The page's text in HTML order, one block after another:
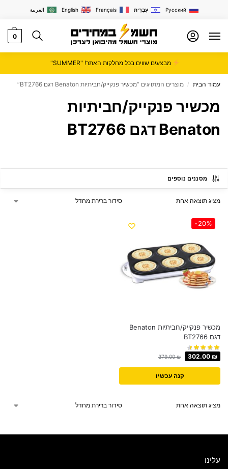
العربية English Français עִבְרִית Русский
0
מבצעים שווים בכל מחלקות האתר! "SUMMER"
עמוד הבית / מוצרים המתויגים “‏מכשיר פנקייק/חביתיות Benaton דגם BT2766”
‏מכשיר פנקייק/חביתיות
Benaton דגם BT2766
מסננים נוספים
מציג תוצאה אחת
-20%
‏מכשיר פנקייק/חביתיות Benaton
דגם BT2766
379.00₪ 302.00 ₪
קנה עכשיו
מציג תוצאה אחת
עלינו